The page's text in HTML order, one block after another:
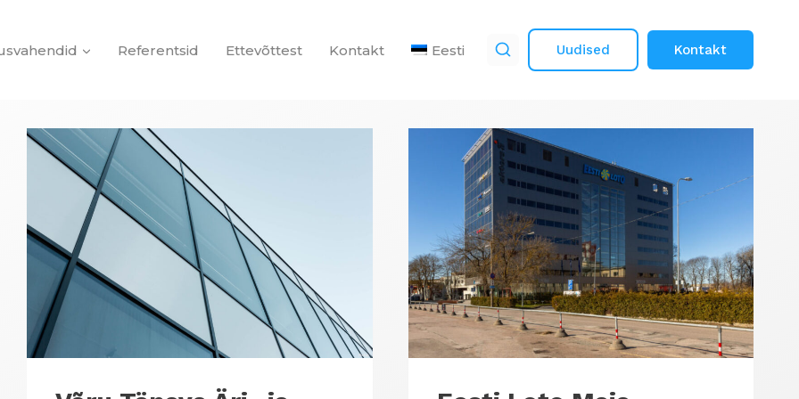
Referentsid Ettevõttest Kontakt Eesti Uudised Kontakt